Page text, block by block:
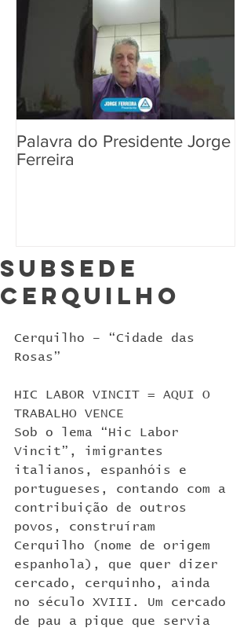
Palavra do Presidente Jorge
Ferreira
Subsede
Cerquilho
Cerquilho – “Cidade das
Rosas”
HIC LABOR VINCIT = AQUI O
TRABALHO VENCE
Sob o lema “Hic Labor
Vincit”, imigrantes
italianos, espanhóis e
portugueses, contando com a
contribuição de outros
povos, construíram
Cerquilho (nome de origem
espanhola), que quer dizer
cercado, cerquinho, ainda
no século XVIII. Um cercado
de pau a pique que servia